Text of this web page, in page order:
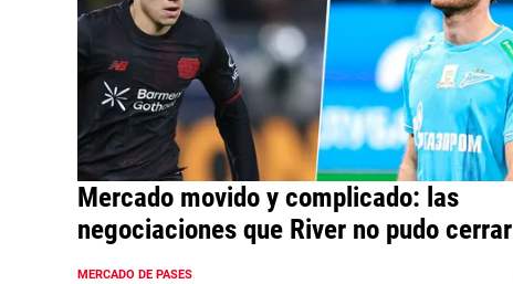
Mercado movido y complicado: las
negociaciones que River no pudo cerrar
en diciembre
MERCADO DE PASES